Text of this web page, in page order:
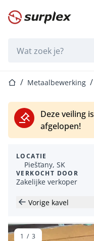
Startpagina
StartpaginaMetaalbewerking
Deze veiling is
afgelopen!
LOCATIE
Piešťany, SK
VERKOCHT DOOR
Zakelijke verkoper
Vorige kavel
1 / 3